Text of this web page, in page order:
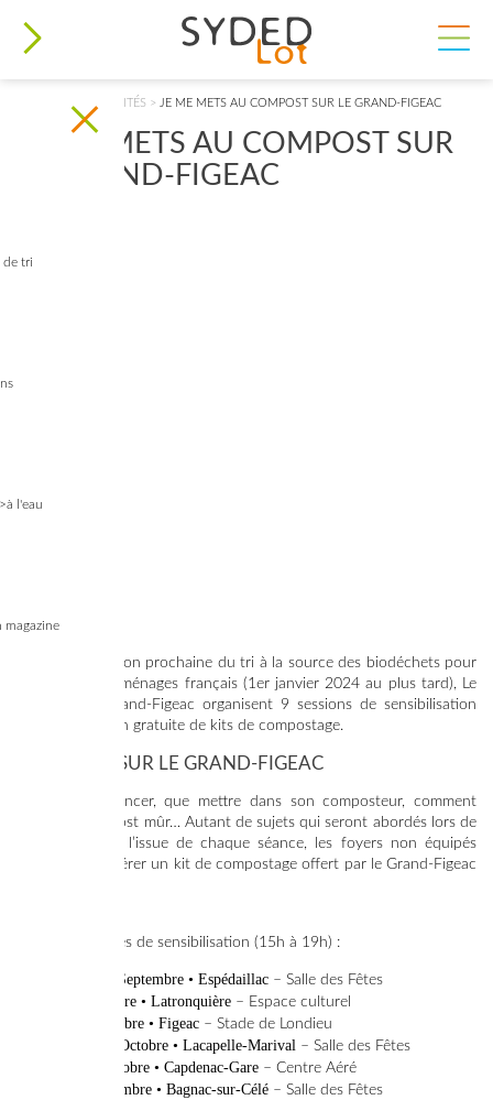
de tri
l'eau
magazine
VOUS ÊTES ICI
> ACTUALITÉS > JE ME METS AU COMPOST SUR LE GRAND-FIGEAC
JE ME METS AU COMPOST SUR
LE GRAND-FIGEAC
Avec l'instauration prochaine du tri à la source des biodéchets pour
l'ensemble des ménages français (1er janvier 2024 au plus tard), Le
Syded et le Grand-Figeac organisent 9 sessions de sensibilisation
avec distribution gratuite de kits de compostage.
9 SÉANCES SUR LE GRAND-FIGEAC
Comment se lancer, que mettre dans son composteur, comment
utiliser le compost mûr… Autant de sujets qui seront abordés lors de
ces séances. À l’issue de chaque séance, les foyers non équipés
pourront récupérer un kit de compostage offert par le Grand-Figeac
Liste des séances de sensibilisation (15h à 19h) :
Vendredi 29 Septembre • Espédaillac – Salle des Fêtes
Jeudi 5 Octobre • Latronquière – Espace culturel
Jeudi 12 Octobre • Figeac – Stade de Londieu
Mercredi 18 Octobre • Lacapelle-Marival – Salle des Fêtes
Mardi 24 Octobre • Capdenac-Gare – Centre Aéré
Jeudi 9 Novembre • Bagnac-sur-Célé – Salle des Fêtes